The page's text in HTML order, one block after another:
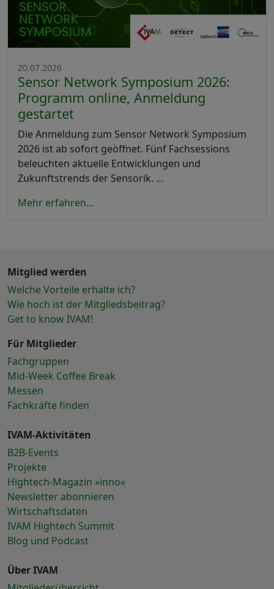
20.07.2026
Sensor Network Symposium 2026:
Programm online, Anmeldung
gestartet
Die Anmeldung zum Sensor Network Symposium
2026 ist ab sofort geöffnet. Fünf Fachsessions
beleuchten aktuelle Entwicklungen und
Zukunftstrends der Sensorik. …
Mehr erfahren...
Mitglied werden
Welche Vorteile erhalte ich?
Wie hoch ist der Mitgliedsbeitrag?
Get to know IVAM!
Für Mitglieder
Fachgruppen
Mid-Week Coffee Break
Messen
Fachkräfte finden
IVAM-Aktivitäten
B2B-Events
Projekte
Hightech-Magazin »inno«
Newsletter abonnieren
Wirtschaftsdaten
IVAM Hightech Summit
Blog und Podcast
Über IVAM